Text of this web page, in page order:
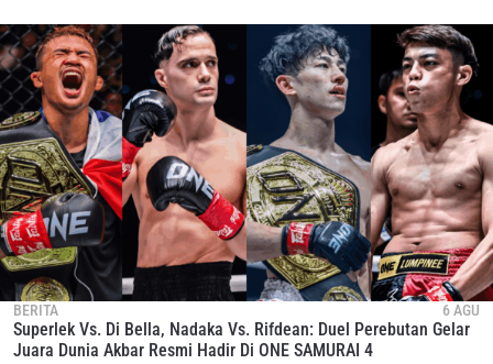
BERITA 6 AGU
Superlek Vs. Di Bella, Nadaka Vs. Rifdean: Duel Perebutan Gelar
Juara Dunia Akbar Resmi Hadir Di ONE SAMURAI 4